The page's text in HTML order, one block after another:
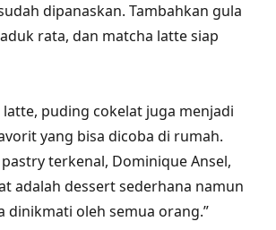
dipanaskan. Tambahkan gula
rata, dan matcha latte siap
latte, puding cokelat juga menjadi
yang bisa dicoba di rumah.
terkenal, Dominique Ansel,
adalah dessert sederhana namun
dinikmati oleh semua orang.”